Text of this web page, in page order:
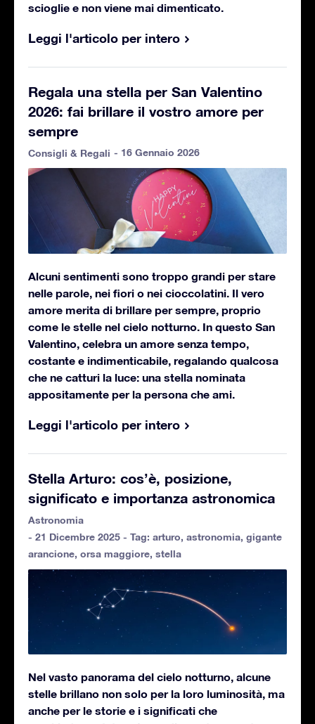
scioglie e non viene mai dimenticato.
Leggi l'articolo per intero
Regala una stella per San Valentino
2026: fai brillare il vostro amore per
sempre
Consigli & Regali - 16 Gennaio 2026
Alcuni sentimenti sono troppo grandi per stare
nelle parole, nei fiori o nei cioccolatini. Il vero
amore merita di brillare per sempre, proprio
come le stelle nel cielo notturno. In questo San
Valentino, celebra un amore senza tempo,
costante e indimenticabile, regalando qualcosa
che ne catturi la luce: una stella nominata
appositamente per la persona che ami.
Leggi l'articolo per intero
Stella Arturo: cos’è, posizione,
significato e importanza astronomica
Astronomia
- 21 Dicembre 2025 - Tag: arturo, astronomia, gigante
arancione, orsa maggiore, stella
Nel vasto panorama del cielo notturno, alcune
stelle brillano non solo per la loro luminosità, ma
anche per le storie e i significati che